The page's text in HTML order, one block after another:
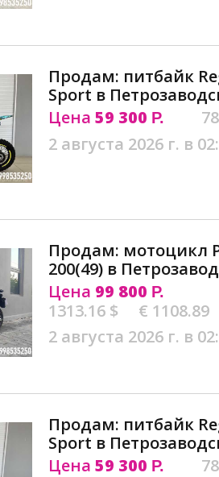
Продам: питбайк
Sport в
Цена 59 300 Р.
2 августа 2026 г. в
Продам: мотоцикл
200(49) в
Цена 99 800 Р.
1313.16 $
€ 1108.89
2 августа 2026 г. в
Продам: питбайк
Sport в
Цена 59 300 Р.